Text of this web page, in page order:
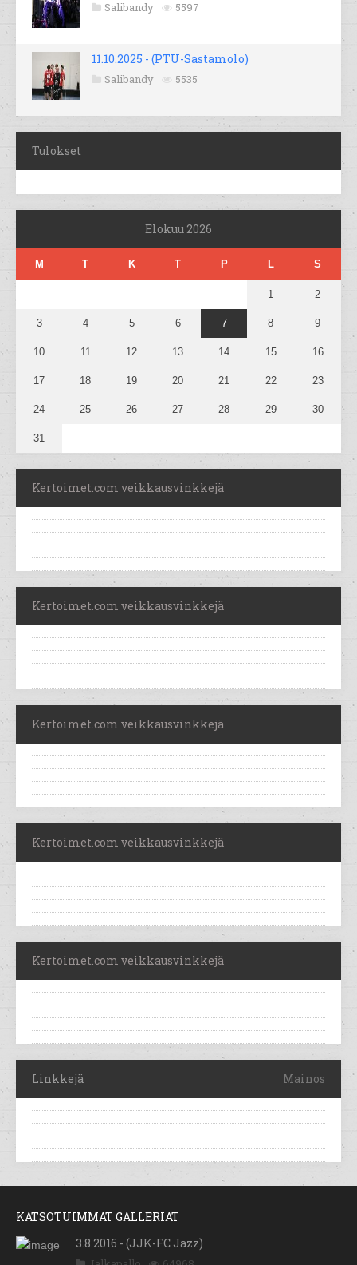
Salibandy 5597
11.10.2025 - (PTU-Sastamolo)
Salibandy 5535
Tulokset
Elokuu 2026
M T K T P L S
1 2
3 4 5 6 7 8 9
10 11 12 13 14 15 16
17 18 19 20 21 22 23
24 25 26 27 28 29 30
31
Kertoimet.com veikkausvinkkejä
Kertoimet.com veikkausvinkkejä
Kertoimet.com veikkausvinkkejä
Kertoimet.com veikkausvinkkejä
Kertoimet.com veikkausvinkkejä
Linkkejä Mainos
KATSOTUIMMAT GALLERIAT
3.8.2016 - (JJK-FC Jazz)